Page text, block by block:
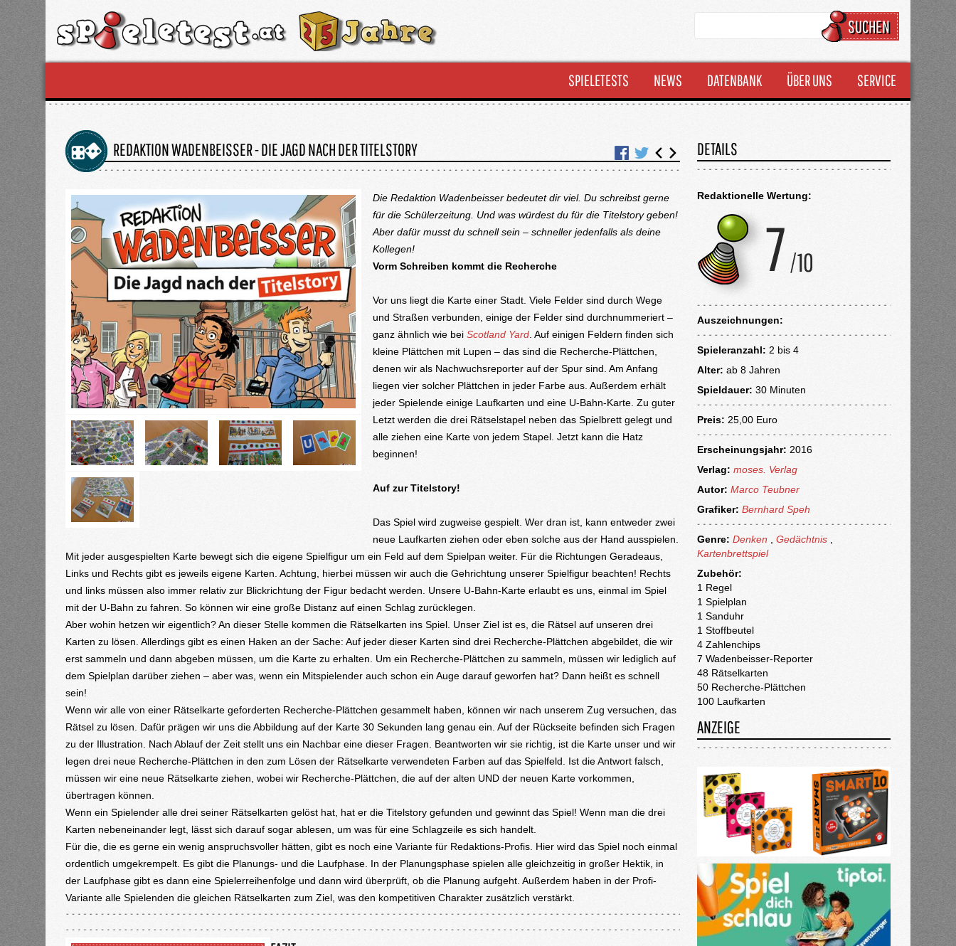
SUCHEN
SPIELETESTS NEWS DATENBANK ÜBER UNS SERVICE
REDAKTION WADENBEISSER - DIE JAGD NACH DER TITELSTORY
Die Redaktion Wadenbeisser bedeutet dir viel. Du schreibst gerne
für die Schülerzeitung. Und was würdest du für die Titelstory geben!
Aber dafür musst du schnell sein – schneller jedenfalls als deine
Kollegen!
Vorm Schreiben kommt die Recherche
Vor uns liegt die Karte einer Stadt. Viele Felder sind durch Wege
und Straßen verbunden, einige der Felder sind durchnummeriert –
ganz ähnlich wie bei Scotland Yard. Auf einigen Feldern finden sich
kleine Plättchen mit Lupen – das sind die Recherche-Plättchen,
denen wir als Nachwuchsreporter auf der Spur sind. Am Anfang
liegen vier solcher Plättchen in jeder Farbe aus. Außerdem erhält
jeder Spielende einige Laufkarten und eine U-Bahn-Karte. Zu guter
Letzt werden die drei Rätselstapel neben das Spielbrett gelegt und
alle ziehen eine Karte von jedem Stapel. Jetzt kann die Hatz
beginnen!
Auf zur Titelstory!
Das Spiel wird zugweise gespielt. Wer dran ist, kann entweder zwei
neue Laufkarten ziehen oder eben solche aus der Hand ausspielen.
Mit jeder ausgespielten Karte bewegt sich die eigene Spielfigur um ein Feld auf dem Spielpan weiter. Für die Richtungen Geradeaus,
Links und Rechts gibt es jeweils eigene Karten. Achtung, hierbei müssen wir auch die Gehrichtung unserer Spielfigur beachten! Rechts
und links müssen also immer relativ zur Blickrichtung der Figur bedacht werden. Unsere U-Bahn-Karte erlaubt es uns, einmal im Spiel
mit der U-Bahn zu fahren. So können wir eine große Distanz auf einen Schlag zurücklegen.
Aber wohin hetzen wir eigentlich? An dieser Stelle kommen die Rätselkarten ins Spiel. Unser Ziel ist es, die Rätsel auf unseren drei
Karten zu lösen. Allerdings gibt es einen Haken an der Sache: Auf jeder dieser Karten sind drei Recherche-Plättchen abgebildet, die wir
erst sammeln und dann abgeben müssen, um die Karte zu erhalten. Um ein Recherche-Plättchen zu sammeln, müssen wir lediglich auf
dem Spielplan darüber ziehen – aber was, wenn ein Mitspielender auch schon ein Auge darauf geworfen hat? Dann heißt es schnell
sein!
Wenn wir alle von einer Rätselkarte geforderten Recherche-Plättchen gesammelt haben, können wir nach unserem Zug versuchen, das
Rätsel zu lösen. Dafür prägen wir uns die Abbildung auf der Karte 30 Sekunden lang genau ein. Auf der Rückseite befinden sich Fragen
zu der Illustration. Nach Ablauf der Zeit stellt uns ein Nachbar eine dieser Fragen. Beantworten wir sie richtig, ist die Karte unser und wir
legen drei neue Recherche-Plättchen in den zum Lösen der Rätselkarte verwendeten Farben auf das Spielfeld. Ist die Antwort falsch,
müssen wir eine neue Rätselkarte ziehen, wobei wir Recherche-Plättchen, die auf der alten UND der neuen Karte vorkommen,
übertragen können.
Wenn ein Spielender alle drei seiner Rätselkarten gelöst hat, hat er die Titelstory gefunden und gewinnt das Spiel! Wenn man die drei
Karten nebeneinander legt, lässt sich darauf sogar ablesen, um was für eine Schlagzeile es sich handelt.
Für die, die es gerne ein wenig anspruchsvoller hätten, gibt es noch eine Variante für Redaktions-Profis. Hier wird das Spiel noch einmal
ordentlich umgekrempelt. Es gibt die Planungs- und die Laufphase. In der Planungsphase spielen alle gleichzeitig in großer Hektik, in
der Laufphase gibt es dann eine Spielerreihenfolge und dann wird überprüft, ob die Planung aufgeht. Außerdem haben in der Profi-
Variante alle Spielenden die gleichen Rätselkarten zum Ziel, was den kompetitiven Charakter zusätzlich verstärkt.
DETAILS
Redaktionelle Wertung:
Auszeichnungen:
Spieleranzahl: 2 bis 4
Alter: ab 8 Jahren
Spieldauer: 30 Minuten
Preis: 25,00 Euro
Erscheinungsjahr: 2016
Verlag: moses. Verlag
Autor: Marco Teubner
Grafiker: Bernhard Speh
Genre: Denken Gedächtnis
Kartenbrettspiel
Zubehör:
1 Regel
1 Spielplan
1 Sanduhr
1 Stoffbeutel
4 Zahlenchips
7 Wadenbeisser-Reporter
48 Rätselkarten
50 Recherche-Plättchen
100 Laufkarten
ANZEIGE